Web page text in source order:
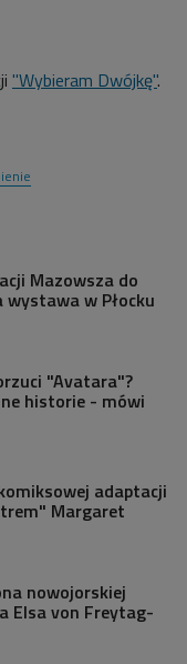
"Wybieram Dwójkę".
Mazowsza do
wystawa w Płocku
"Avatara"?
historie - mówi
adaptacji
Margaret
nowojorskiej
Elsa von Freytag-